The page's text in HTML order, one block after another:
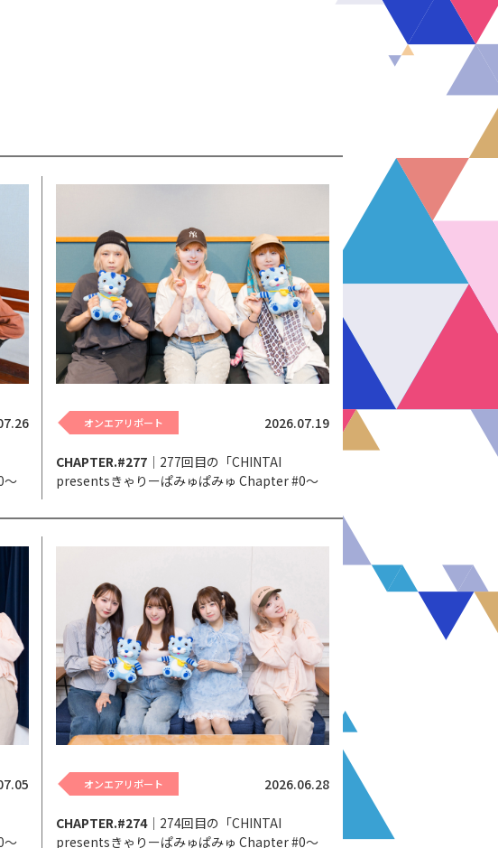
～
オンエアリポート 2026.07.19
CHAPTER.#277｜277回目の「CHINTAI
presentsきゃりーぱみゅぱみゅ Chapter #0～
～
オンエアリポート 2026.06.28
CHAPTER.#274｜274回目の「CHINTAI
presentsきゃりーぱみゅぱみゅ Chapter #0～